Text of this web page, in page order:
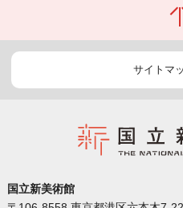
サイトマ
国立新美術館